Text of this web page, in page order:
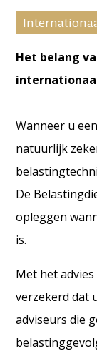
Het belang
Wanneer u
natuurlijk
De
opleggen
is.
Met het
verzekerd dat
adviseurs die